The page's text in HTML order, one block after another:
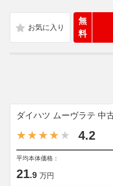
無
料
ダイハツ ムーヴラテ 中
4.2
平均本体価格：
21.9 万円